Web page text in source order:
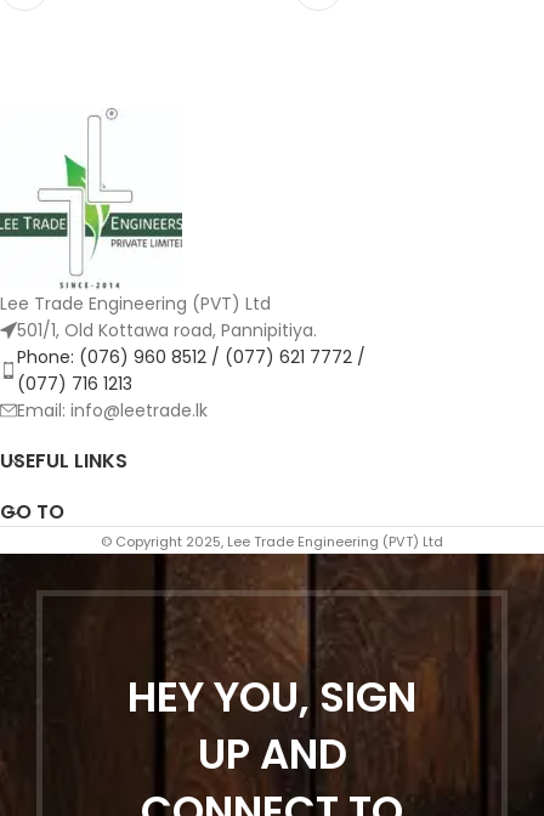
Lee Trade Engineering (PVT) Ltd
501/1, Old Kottawa road, Pannipitiya.
Phone: (076) 960 8512 / (077) 621 7772 /
(077) 716 1213
Email: info@leetrade.lk
USEFUL LINKS
GO TO
© Copyright 2025, Lee Trade Engineering (PVT) Ltd
HEY YOU, SIGN
UP AND